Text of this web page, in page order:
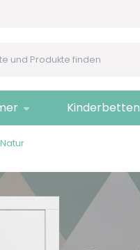
Kinderbetten